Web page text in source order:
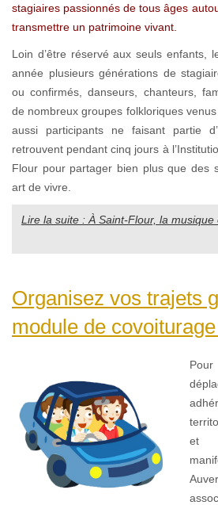
stagiaires passionnés de tous âges
transmettre un patrimoine vivant.
Loin d’être réservé aux seuls enfants,
année plusieurs générations de
ou confirmés, danseurs, chanteurs,
de nombreux groupes folkloriques
aussi participants ne faisant partie
retrouvent pendant cinq jours à
Flour pour partager bien plus que des
art de vivre.
Lire la suite : À Saint-Flour, la
Organisez vos trajets
module de
et